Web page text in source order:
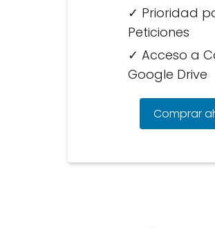
✓ Prioridad
Peticiones
✓ Acceso a
Google Drive
Comprar